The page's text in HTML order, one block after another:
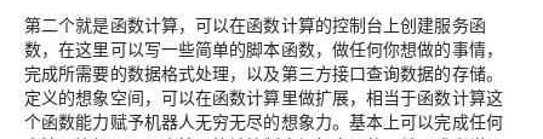
第二个就是函数计算，可以在函数计算的控制台上创建服务函
数，在这里可以写一些简单的脚本函数，做任何你想做的事情，
完成所需要的数据格式处理，以及第三方接口查询数据的存储。
定义的想象空间，可以在函数计算里做扩展，相当于函数计算这
个函数能力赋予机器人无穷无尽的想象力。基本上可以完成任何